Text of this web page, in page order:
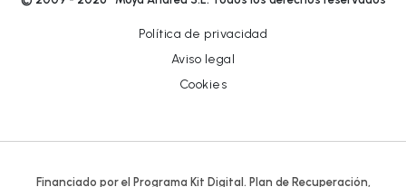
Política de privacidad
Aviso legal
Cookies
Financiado por el Programa Kit Digital. Plan de Recuperación,